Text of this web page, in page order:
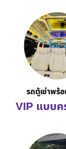
รถตู้เช่าพร้
VIP แบบค